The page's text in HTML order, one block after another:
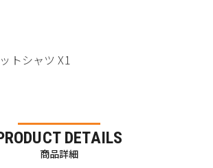
トシャツ X1
DETAILS
商品詳細